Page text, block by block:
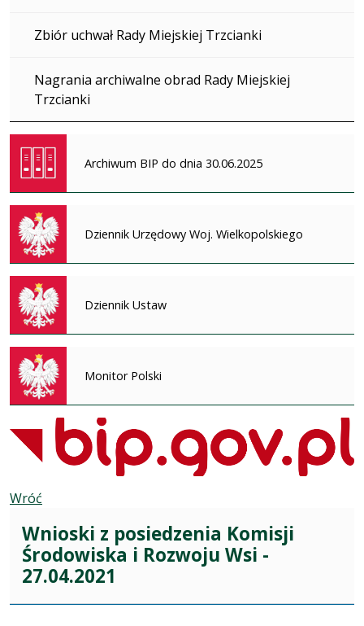
Zbiór uchwał Rady Miejskiej Trzcianki
Nagrania archiwalne obrad Rady Miejskiej
Trzcianki
Archiwum BIP do dnia 30.06.2025
Dziennik Urzędowy Woj. Wielkopolskiego
Dziennik Ustaw
Monitor Polski
Wróć
Wnioski z posiedzenia Komisji
Środowiska i Rozwoju Wsi -
27.04.2021